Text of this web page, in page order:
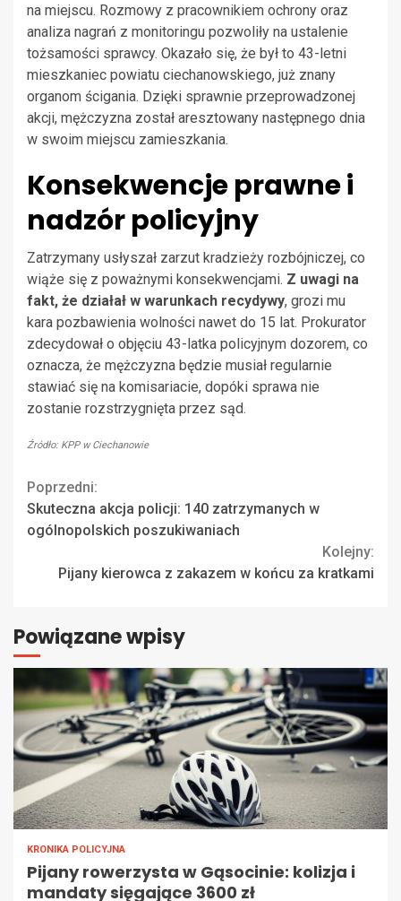
na miejscu. Rozmowy z pracownikiem ochrony oraz
analiza nagrań z monitoringu pozwoliły na ustalenie
tożsamości sprawcy. Okazało się, że był to 43-letni
mieszkaniec powiatu ciechanowskiego, już znany
organom ścigania. Dzięki sprawnie przeprowadzonej
akcji, mężczyzna został aresztowany następnego dnia
w swoim miejscu zamieszkania.
Konsekwencje prawne i
nadzór policyjny
Zatrzymany usłyszał zarzut kradzieży rozbójniczej, co
wiąże się z poważnymi konsekwencjami. Z uwagi na
fakt, że działał w warunkach recydywy, grozi mu
kara pozbawienia wolności nawet do 15 lat. Prokurator
zdecydował o objęciu 43-latka policyjnym dozorem, co
oznacza, że mężczyzna będzie musiał regularnie
stawiać się na komisariacie, dopóki sprawa nie
zostanie rozstrzygnięta przez sąd.
Źródło: KPP w Ciechanowie
Continue
Reading
Poprzedni:
Skuteczna akcja policji: 140 zatrzymanych w
ogólnopolskich poszukiwaniach
Kolejny:
Pijany kierowca z zakazem w końcu za kratkami
Powiązane wpisy
KRONIKA POLICYJNA
Pijany rowerzysta w Gąsocinie: kolizja i
mandaty sięgające 3600 zł